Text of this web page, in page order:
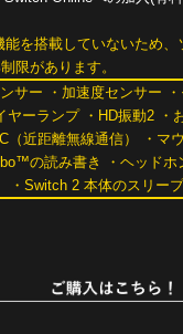
を搭載していないため、
限があります。
サー ・加速度センサー
ヤーランプ ・HD振動2 ・
（近距離無線通信） ・マ
の読み書き ・ヘッドホ
・Switch 2 本体のスリー